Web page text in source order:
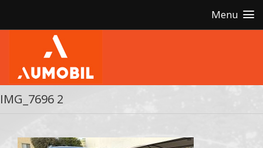
Menu
IMG_7696 2